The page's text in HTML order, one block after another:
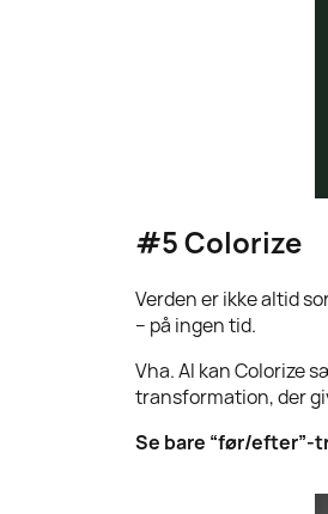
#5Colorize
Verden er ikke altid
– på ingen tid.
Vha. AI kan Colorize
transformation, der
Se bare “før/efter”-